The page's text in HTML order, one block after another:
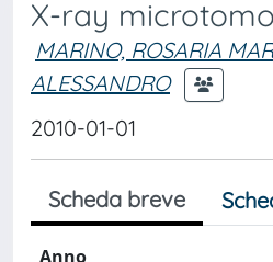
X-ray
MARINO, ROSARIA
ALESSANDRO
2010-01-01
Scheda breve
Anno